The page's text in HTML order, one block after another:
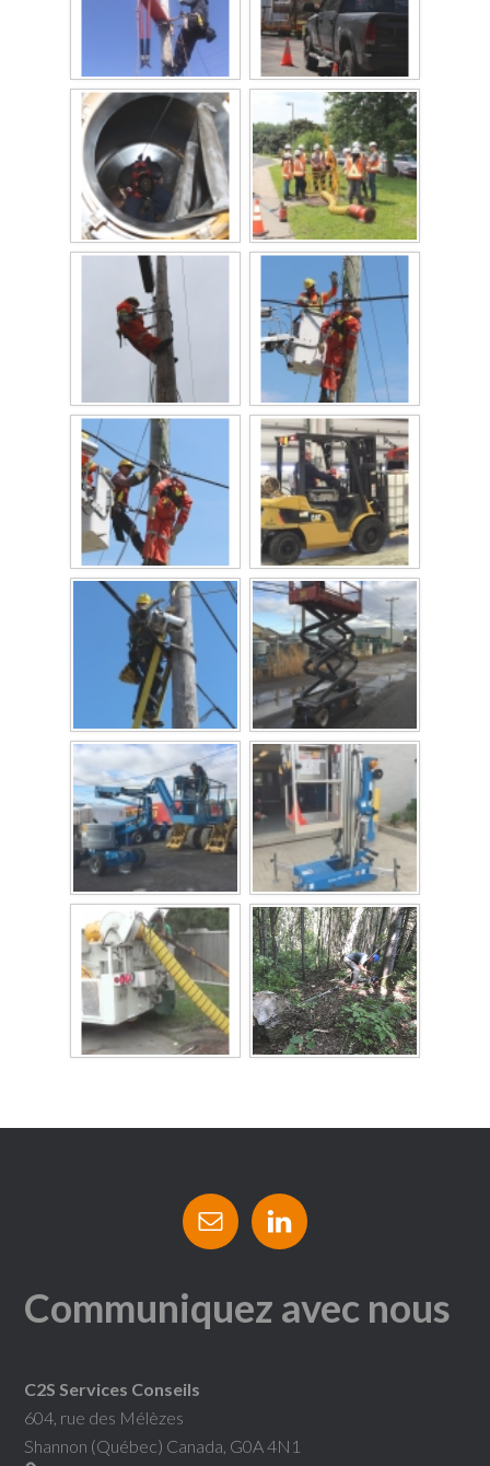
Communiquez avec nous
C2S Services Conseils
604, rue des Mélèzes
Shannon (Québec) Canada, G0A 4N1